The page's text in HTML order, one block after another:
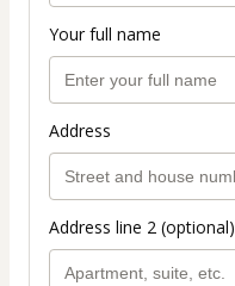
Your full name
Address
Address line 2 (optional)